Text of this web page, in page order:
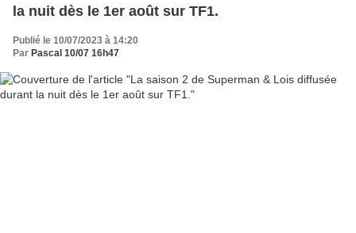
la nuit dès le 1er août sur TF1.
Publié le 10/07/2023 à 14:20
Par Pascal 10/07 16h47